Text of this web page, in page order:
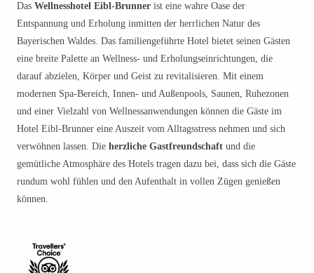
Das Wellnesshotel Eibl-Brunner ist eine wahre Oase der
Entspannung und Erholung inmitten der herrlichen Natur des
Bayerischen Waldes. Das familiengeführte Hotel bietet seinen Gästen
eine breite Palette an Wellness- und Erholungseinrichtungen, die
darauf abzielen, Körper und Geist zu revitalisieren. Mit einem
modernen Spa-Bereich, Innen- und Außenpools, Saunen, Ruhezonen
und einer Vielzahl von Wellnessanwendungen können die Gäste im
Hotel Eibl-Brunner eine Auszeit vom Alltagsstress nehmen und sich
verwöhnen lassen. Die herzliche Gastfreundschaft und die
gemütliche Atmosphäre des Hotels tragen dazu bei, dass sich die Gäste
rundum wohl fühlen und den Aufenthalt in vollen Zügen genießen
können.